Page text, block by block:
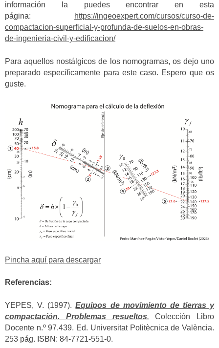
información la puedes encontrar en esta
página:
https://ingeoexpert.com/cursos/curso-de-
compactacion-superficial-y-profunda-de-suelos-en-obras-
de-ingenieria-civil-y-edificacion/
Para aquellos nostálgicos de los nomogramas, os dejo uno
preparado específicamente para este caso. Espero que os
guste.
Pincha aquí para descargar
Referencias:
YEPES, V. (1997).Equipos de movimiento de tierras y
compactación. Problemas resueltos. Colección Libro
Docente n.º 97.439. Ed. Universitat Politècnica de València.
253 pág. ISBN: 84-7721-551-0.